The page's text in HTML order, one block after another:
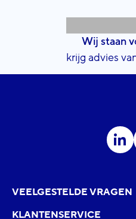
Wij staan
krijg advies
VEELGESTELDE VRAGEN
KLANTENSERVICE